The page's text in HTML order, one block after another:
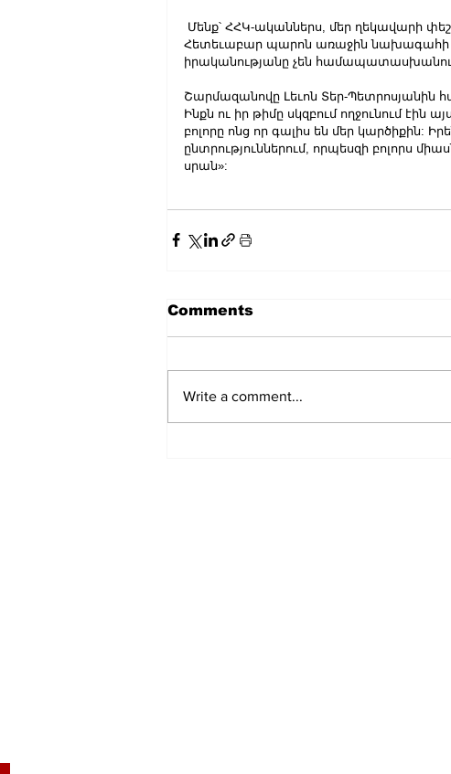
Հետեւաբար պարոն առաջին
իրականությանը չեն
Շարմազանովը Լեւոն Տեր-Պետրոսյանին
Ինքն ու իր թիմը սկզբում ողջունում էին
բոլորը ոնց որ գալիս են մեր կարծիքին:
ընտրություններում, որպեսզի բոլորս
սրան»:
Comments
Write a comment...